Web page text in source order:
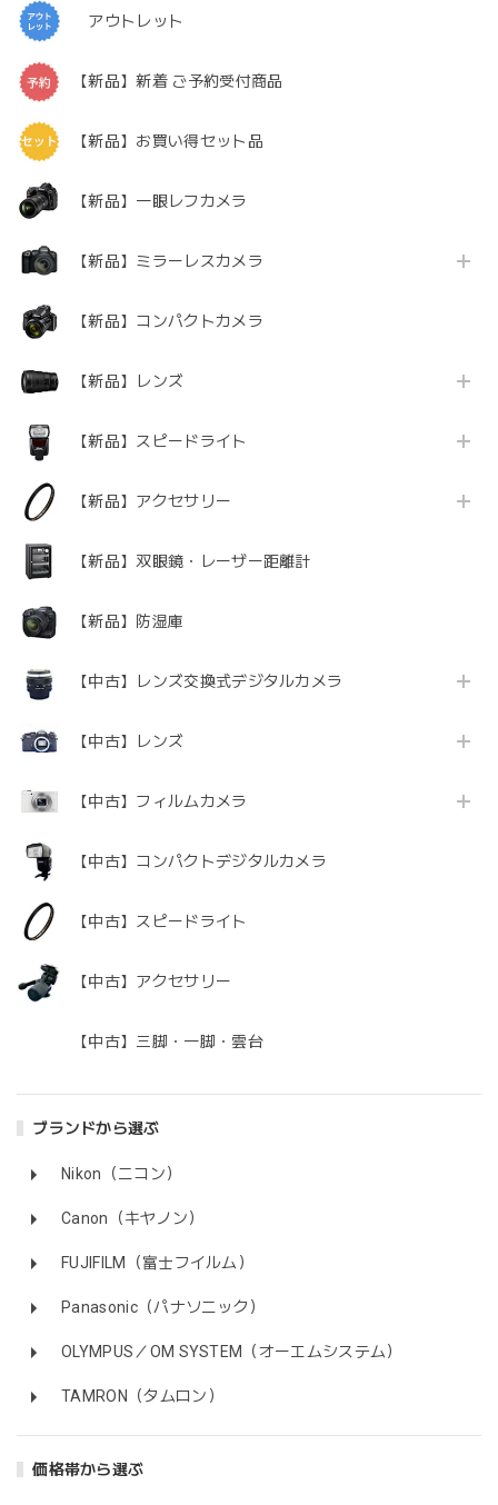
アウトレット
【新品】新着 ご予約受付商品
【新品】お買い得セット品
【新品】一眼レフカメラ
【新品】ミラーレスカメラ
【新品】コンパクトカメラ
【新品】レンズ
【新品】スピードライト
【新品】アクセサリー
【新品】双眼鏡・レーザー距離計
【新品】防湿庫
【中古】レンズ交換式デジタルカメラ
【中古】レンズ
【中古】フィルムカメラ
【中古】コンパクトデジタルカメラ
【中古】スピードライト
【中古】アクセサリー
【中古】三脚・一脚・雲台
ブランドから選ぶ
Nikon（ニコン）
Canon（キヤノン）
FUJIFILM（富士フイルム）
Panasonic（パナソニック）
OLYMPUS／OM SYSTEM（オーエムシステム）
TAMRON（タムロン）
価格帯から選ぶ